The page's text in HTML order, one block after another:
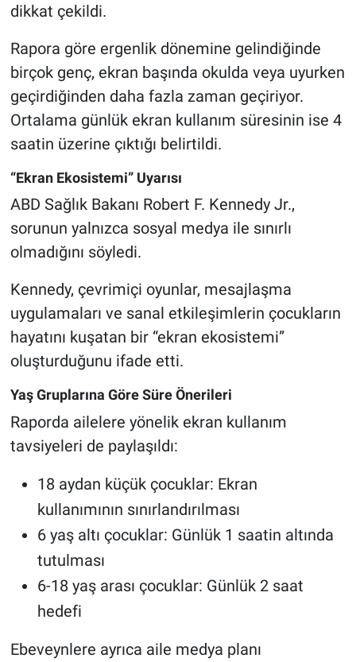
dikkat çekildi.
Rapora göre ergenlik dönemine gelindiğinde
birçok genç, ekran başında okulda veya uyurken
geçirdiğinden daha fazla zaman geçiriyor.
Ortalama günlük ekran kullanım süresinin ise 4
saatin üzerine çıktığı belirtildi.
“Ekran Ekosistemi” Uyarısı
ABD Sağlık Bakanı Robert F. Kennedy Jr.,
sorunun yalnızca sosyal medya ile sınırlı
olmadığını söyledi.
Kennedy, çevrimiçi oyunlar, mesajlaşma
uygulamaları ve sanal etkileşimlerin çocukların
hayatını kuşatan bir “ekran ekosistemi”
oluşturduğunu ifade etti.
Yaş Gruplarına Göre Süre Önerileri
Raporda ailelere yönelik ekran kullanım
tavsiyeleri de paylaşıldı:
18 aydan küçük çocuklar: Ekran
kullanımının sınırlandırılması
6 yaş altı çocuklar: Günlük 1 saatin altında
tutulması
6-18 yaş arası çocuklar: Günlük 2 saat
hedefi
Ebeveynlere ayrıca aile medya planı